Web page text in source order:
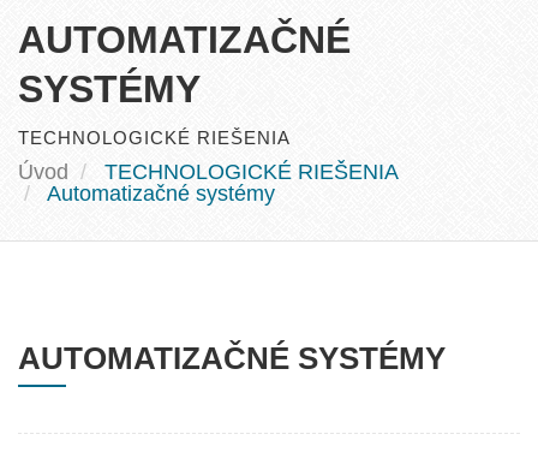
AUTOMATIZAČNÉ
SYSTÉMY
TECHNOLOGICKÉ RIEŠENIA
Úvod
TECHNOLOGICKÉ RIEŠENIA
Automatizačné systémy
AUTOMATIZAČNÉ SYSTÉMY